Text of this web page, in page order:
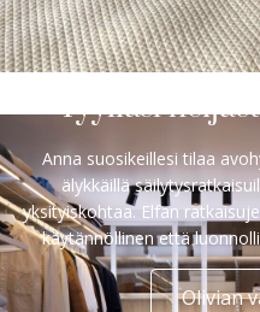
Tyyliäsi
Anna suosikeillesi tilaa
älykkäillä
yksityiskohtaa. Elfan
käytännöllinen että
Olivian